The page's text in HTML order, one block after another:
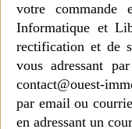
votre
Informatique et
rectification et de
vous adressant
contact@ouest-
par email ou
en adressant un